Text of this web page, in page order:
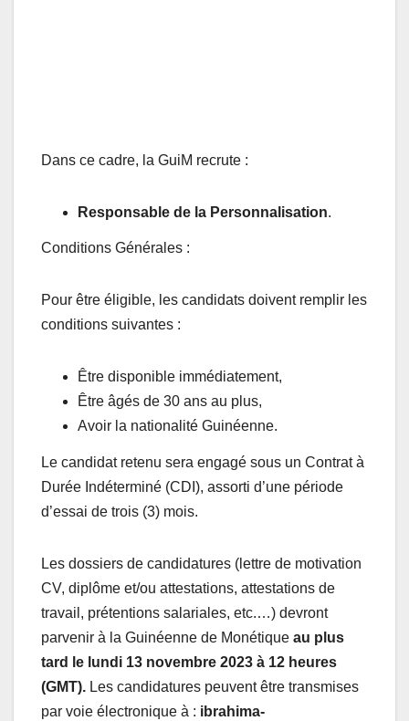
Dans ce cadre, la GuiM recrute :
Responsable de la Personnalisation.
Conditions Générales :
Pour être éligible, les candidats doivent remplir les
conditions suivantes :
Être disponible immédiatement,
Être âgés de 30 ans au plus,
Avoir la nationalité Guinéenne.
Le candidat retenu sera engagé sous un Contrat à
Durée Indéterminé (CDI), assorti d’une période
d’essai de trois (3) mois.
Les dossiers de candidatures (lettre de motivation
CV, diplôme et/ou attestations, attestations de
travail, prétentions salariales, etc.…) devront
parvenir à la Guinéenne de Monétique au plus
tard le lundi 13 novembre 2023 à 12 heures
(GMT). Les candidatures peuvent être transmises
par voie électronique à : ibrahima-